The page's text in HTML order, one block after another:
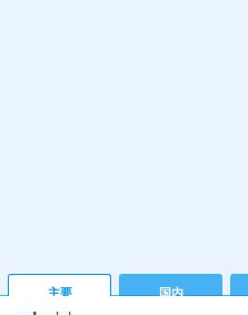
主要 国内